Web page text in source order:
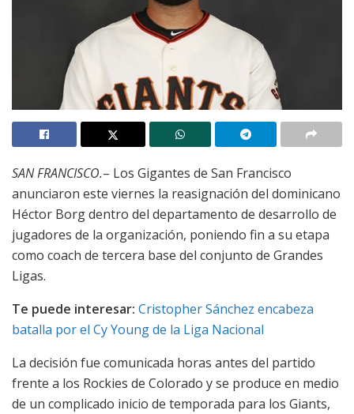
SAN FRANCISCO.– Los Gigantes de San Francisco
anunciaron este viernes la reasignación del dominicano
Héctor Borg dentro del departamento de desarrollo de
jugadores de la organización, poniendo fin a su etapa
como coach de tercera base del conjunto de Grandes
Ligas.
Te puede interesar: Cristopher Sánchez encabeza
batalla por el Cy Young de la Liga Nacional
La decisión fue comunicada horas antes del partido
frente a los Rockies de Colorado y se produce en medio
de un complicado inicio de temporada para los Giants,